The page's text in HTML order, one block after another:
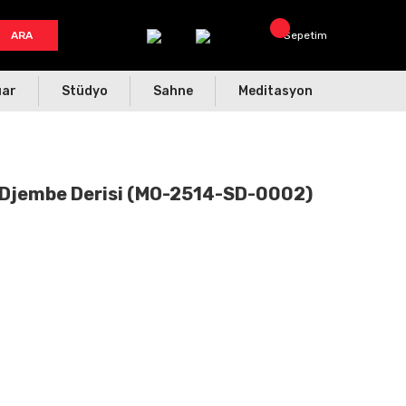
ARA Sepetim
Stüdyo Sahne Meditasyon
Derisi (MO-2514-SD-0002)